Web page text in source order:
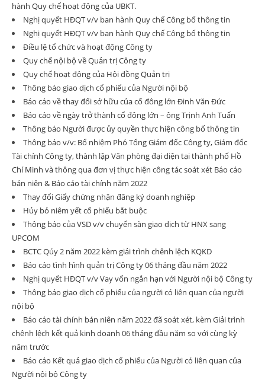
hành Quy chế hoạt động của UBKT.
Nghị quyết HĐQT v/v ban hành Quy chế Công bố thông tin
Nghị quyết HĐQT v/v ban hành Quy chế Công bố thông tin
Điều lệ tổ chức và hoạt động Công ty
Quy chế nội bộ về Quản trị Công ty
Quy chế hoạt động của Hội đồng Quản trị
Thông báo giao dịch cổ phiếu của Người nội bộ
Báo cáo về thay đổi sở hữu của cổ đông lớn Đinh Văn Đức
Báo cáo về ngày trở thành cổ đông lớn – ông Trịnh Anh Tuấn
Thông báo Người được ủy quyền thực hiện công bố thông tin
Thông báo v/v: Bổ nhiệm Phó Tổng Giám đốc Công ty, Giám đốc
Tài chính Công ty, thành lập Văn phòng đại diện tại thành phố Hồ
Chí Minh và thông qua đơn vị thực hiện công tác soát xét Báo cáo
bán niên & Báo cáo tài chính năm 2022
Thay đổi Giấy chứng nhận đăng ký doanh nghiệp
Hủy bỏ niêm yết cổ phiếu bắt buộc
Thông báo của VSD v/v chuyển sàn giao dịch từ HNX sang
UPCOM
BCTC Qúy 2 năm 2022 kèm giải trình chênh lệch KQKD
Báo cáo tình hình quản trị Công ty 06 tháng đầu năm 2022
Nghị quyết HĐQT v/v Vay vốn ngắn hạn với Người nội bộ Công ty
Thông báo giao dịch cổ phiếu của người có liên quan của người
nội bộ
Báo cáo tài chính bán niên năm 2022 đã soát xét, kèm Giải trình
chênh lệch kết quả kinh doanh 06 tháng đầu năm so với cùng kỳ
năm trước
Báo cáo Kết quả giao dịch cổ phiếu của Người có liên quan của
Người nội bộ Công ty